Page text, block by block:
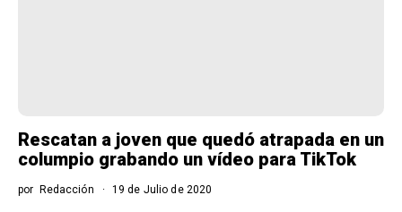
Rescatan a joven que quedó atrapada en un
columpio grabando un vídeo para TikTok
por Redacción 19 de Julio de 2020